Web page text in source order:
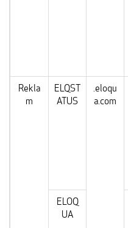
Rekla
m
ELQST
ATUS
.eloqu
a.com
ELOQ
UA